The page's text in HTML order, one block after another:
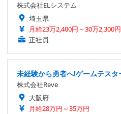
株式会社ELシステム
埼玉県
月給23万2,400円～30万2,300円
正社員
未経験から勇者へ!ゲームテス
株式会社Reve
大阪府
月給28万円～35万円